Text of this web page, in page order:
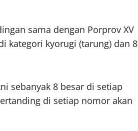
sama dengan Porprov XV
kategori kyorugi (tarung) dan 8
sebanyak 8 besar di setiap
di setiap nomor akan